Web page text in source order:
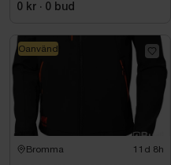
0 kr · 0 bud
Bromma 11d 8h
Oanvänd